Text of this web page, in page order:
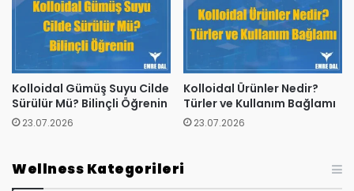
Kolloidal Gümüş Suyu Cilde
Sürülür Mü? Bilinçli Öğrenin
23.07.2026
Kolloidal Ürünler Nedir?
Türler ve Kullanım Bağlamı
23.07.2026
Wellness Kategorileri